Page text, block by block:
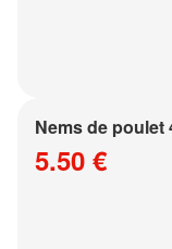
Nems de poulet
5.50 €